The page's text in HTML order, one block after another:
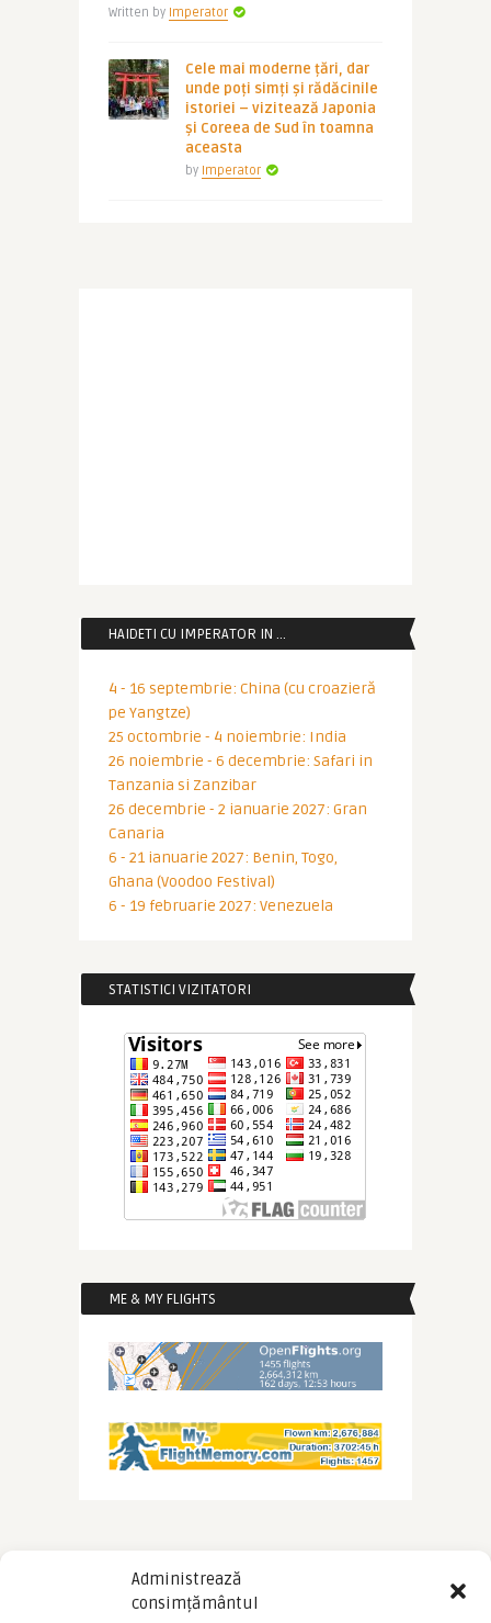
Administrează
consimțământul
Written by Imperator
Cele mai moderne țări, dar
unde poți simți și rădăcinile
istoriei – vizitează Japonia
și Coreea de Sud în toamna
aceasta
by Imperator
HAIDETI CU IMPERATOR IN …
4 - 16 septembrie: China (cu croazieră
pe Yangtze)
25 octombrie - 4 noiembrie: India
26 noiembrie - 6 decembrie: Safari in
Tanzania si Zanzibar
26 decembrie - 2 ianuarie 2027: Gran
Canaria
6 - 21 ianuarie 2027: Benin, Togo,
Ghana (Voodoo Festival)
6 - 19 februarie 2027: Venezuela
STATISTICI VIZITATORI
ME & MY FLIGHTS